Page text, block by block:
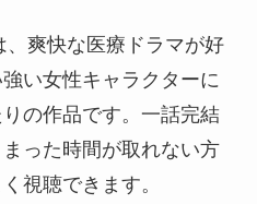
、爽快な医療ドラマが好
い女性キャラクターに
の作品です。一話完結
った時間が取れない方
視聴できます。